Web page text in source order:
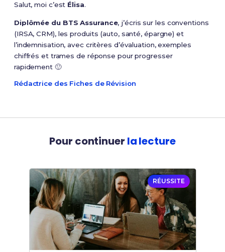
Salut, moi c’est Élisa.
Diplômée du BTS Assurance, j’écris sur les conventions
(IRSA, CRM), les produits (auto, santé, épargne) et
l’indemnisation, avec critères d’évaluation, exemples
chiffrés et trames de réponse pour progresser
rapidement 🙂
Rédactrice des Fiches de Révision
Pour continuer la lecture
RÉUSSITE